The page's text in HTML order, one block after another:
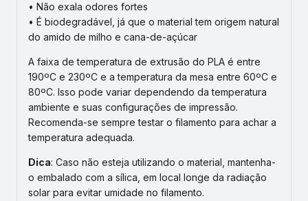
• Não exala odores fortes
• É biodegradável, já que o material tem origem natural
do amido de milho e cana-de-açúcar
A faixa de temperatura de extrusão do PLA é entre
190ºC e 230ºC e a temperatura da mesa entre 60ºC e
80ºC. Isso pode variar dependendo da temperatura
ambiente e suas configurações de impressão.
Recomenda-se sempre testar o filamento para achar a
temperatura adequada.
Dica: Caso não esteja utilizando o material, mantenha-
o embalado com a sílica, em local longe da radiação
solar para evitar umidade no filamento.